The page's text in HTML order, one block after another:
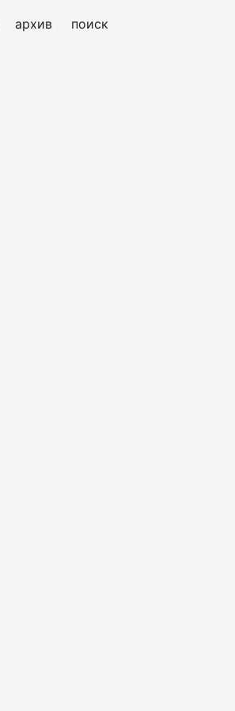
архив поиск